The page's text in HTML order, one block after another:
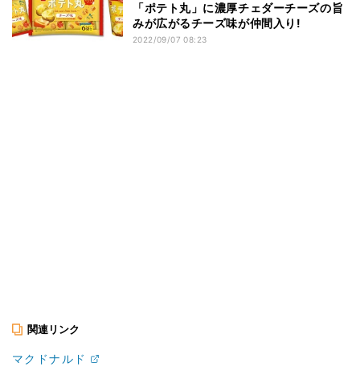
「ポテト丸」に濃厚チェダーチーズの旨
みが広がるチーズ味が仲間入り!
2022/09/07 08:23
関連リンク
マクドナルド